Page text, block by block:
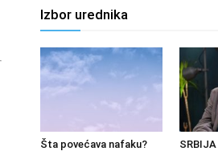
Izbor urednika
Šta povećava nafaku?
SRBIJA